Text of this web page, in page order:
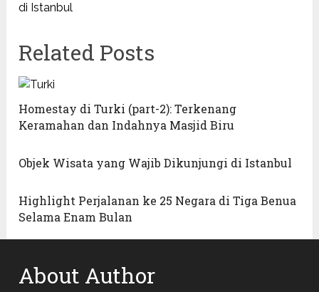
di Istanbul
Related Posts
Homestay di Turki (part-2): Terkenang
Keramahan dan Indahnya Masjid Biru
Objek Wisata yang Wajib Dikunjungi di Istanbul
Highlight Perjalanan ke 25 Negara di Tiga Benua
Selama Enam Bulan
About Author